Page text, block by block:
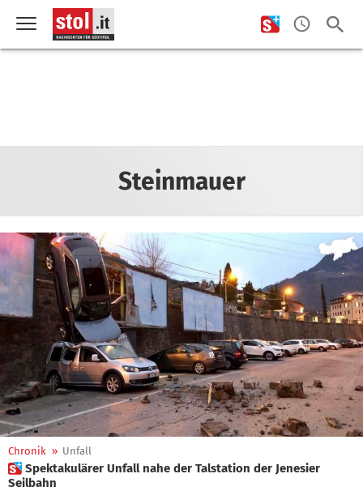
Steinmauer
Chronik » Unfall
 Spektakulärer Unfall nahe der Talstation der Jenesier
Seilbahn